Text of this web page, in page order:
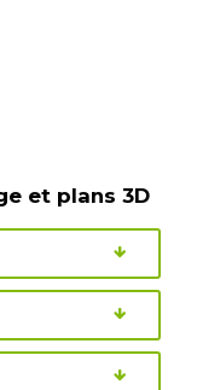
et plans 3D